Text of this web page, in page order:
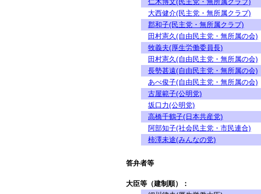
大西健介(民主党・無所属クラブ)
郡和子(民主党・無所属クラブ)
田村憲久(自由民主党・無所属の会)
牧義夫(厚生労働委員長)
田村憲久(自由民主党・無所属の会)
長勢甚遠(自由民主党・無所属の会)
あべ俊子(自由民主党・無所属の会)
古屋範子(公明党)
坂口力(公明党)
高橋千鶴子(日本共産党)
阿部知子(社会民主党・市民連合)
柿澤未途(みんなの党)
答弁者等
大臣等（建制順）：